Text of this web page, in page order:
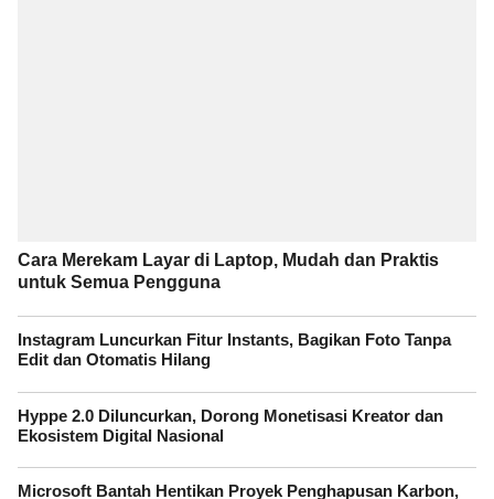
Cara Merekam Layar di Laptop, Mudah dan Praktis
untuk Semua Pengguna
Instagram Luncurkan Fitur Instants, Bagikan Foto Tanpa
Edit dan Otomatis Hilang
Hyppe 2.0 Diluncurkan, Dorong Monetisasi Kreator dan
Ekosistem Digital Nasional
Microsoft Bantah Hentikan Proyek Penghapusan Karbon,